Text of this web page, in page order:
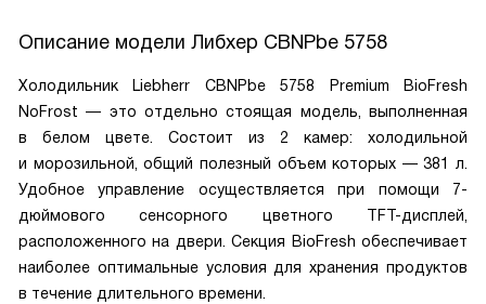
Описание модели Либхер CBNPbe 5758
Холодильник Liebherr CBNPbe 5758 Premium BioFresh
NoFrost — это отдельно стоящая модель, выполненная
в белом цвете. Состоит из 2 камер: холодильной
и морозильной, общий полезный объем которых — 381 л.
Удобное управление осуществляется при помощи 7-
дюймового сенсорного цветного TFT-дисплей,
расположенного на двери. Секция BioFresh обеспечивает
наиболее оптимальные условия для хранения продуктов
в течение длительного времени.